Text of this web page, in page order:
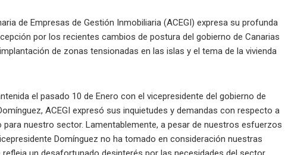
de Empresas de Gestión Inmobiliaria (ACEGI) expresa su profunda
por los recientes cambios de postura del gobierno de Canarias
de zonas tensionadas en las islas y el tema de la vivienda
el pasado 10 de Enero con el vicepresidente del gobierno de
ACEGI expresó sus inquietudes y demandas con respecto a
nuestro sector. Lamentablemente, a pesar de nuestros esfuerzos
Domínguez no ha tomado en consideración nuestras